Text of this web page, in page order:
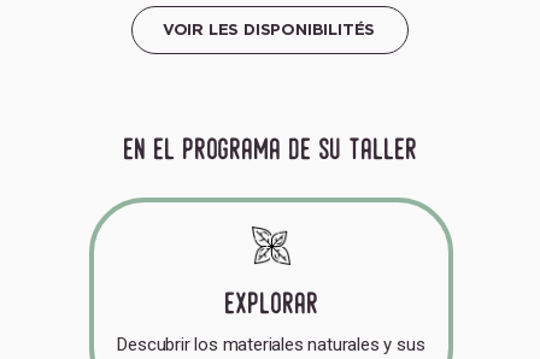
VOIR LES DISPONIBILITÉS
en el programa de su taller
explorar
Descubrir los materiales naturales y sus